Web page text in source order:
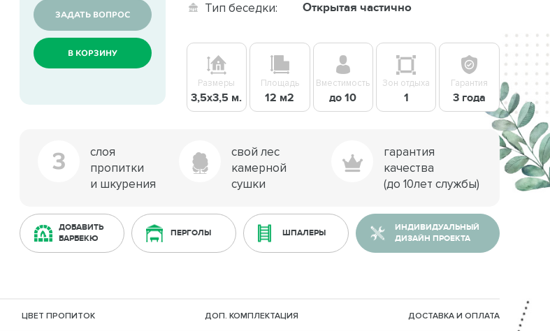
ЗАДАТЬ ВОПРОС
В КОРЗИНУ
Тип беседки: Открытая частично
Размеры
3,5х3,5 м.
Площадь
12 м2
Вместимость
до 10
Зон отдыха
1
Гарантия
3 года
3
слоя
пропитки
и шкурения
свой лес
камерной
сушки
гарантия
качества
(до 10лет службы)
ДОБАВИТЬ
БАРБЕКЮ
ПЕРГОЛЫ ШПАЛЕРЫ
ИНДИВИДУАЛЬНЫЙ
ДИЗАЙН ПРОЕКТА
ЦВЕТ ПРОПИТОК ДОП. КОМПЛЕКТАЦИЯ ДОСТАВКА И ОПЛАТА